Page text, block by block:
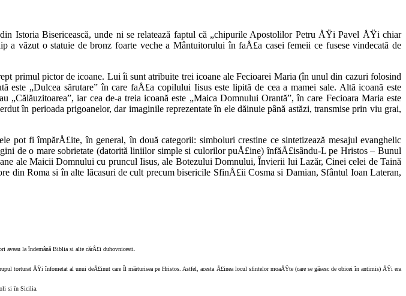
Istoria Bisericească, unde ni se relatează faptul că „chipurile Apostolilor Petru ÅŸi Pavel ÅŸi chiar
văzut o statuie de bronz foarte veche a Mântuitorului în faÅ£a casei femeii ce fusese vindecată de
primul pictor de icoane. Lui îi sunt atribuite trei icoane ale Fecioarei Maria (în unul din cazuri folosind
„Dulcea sărutare” în care faÅ£a copilului Iisus este lipită de cea a mamei sale. Altă icoană este
iar cea de-a treia icoană este „Maica Domnului Orantă”, în care Fecioara Maria este
în perioada prigoanelor, dar imaginile re­prezentate în ele dăinuie până astăzi, transmise prin viu grai,
pot fi împărÅ£ite, în general, în două categorii: simboluri crestine ce sintetizează mesajul evanghelic
de o mare sobrietate (da­torită liniilor simple si culorilor puÅ£ine) înfăÅ£isându-L pe Hristos – Bunul
ale Maicii Domnului cu pruncul Iisus, ale Botezului Domnului, Învierii lui Lazăr, Cinei celei de Taină
din Roma si în alte lăcasuri de cult precum bisericile SfinÅ£ii Cosma si Damian, Sfântul Ioan Lateran,
aveau la îndemână Biblia si alte cărÅ£i duhovnicesti.
torturat ÅŸi înfometat al unui deÅ£inut care Îl mărturisea pe Hristos. Astfel, acesta Å£inea locul sfintelor moaÅŸte (care se gă­sesc de obicei în antimis) ÅŸi era
si în Sicilia.